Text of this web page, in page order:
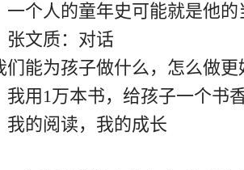
一个人的童年史可能就是他的
张文质：对话
们能为孩子做什么，怎么做更
我用1万本书，给孩子一个书
我的阅读，我的成长